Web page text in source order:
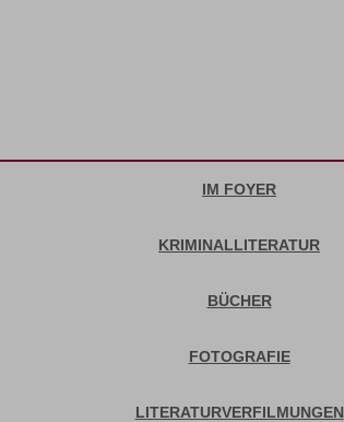
IM FOYER
KRIMINALLITERATUR
BÜCHER
FOTOGRAFIE
LITERATURVERFILMUNGEN